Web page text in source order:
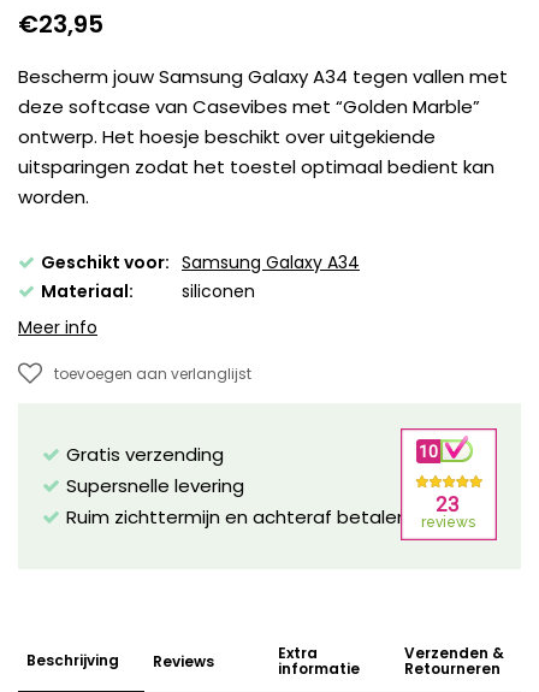
€23,95
Bescherm jouw Samsung Galaxy A34 tegen vallen met
deze softcase van Casevibes met “Golden Marble”
ontwerp. Het hoesje beschikt over uitgekiende
uitsparingen zodat het toestel optimaal bedient kan
worden.
Geschikt voor: Samsung Galaxy A34
Materiaal:
siliconen
Meer info
toevoegen aan verlanglijst
Gratis verzending
Supersnelle levering
Ruim zichttermijn en achteraf betalen mogelijk!
Beschrijving Reviews Extra
informatie
Verzenden &
Retourneren